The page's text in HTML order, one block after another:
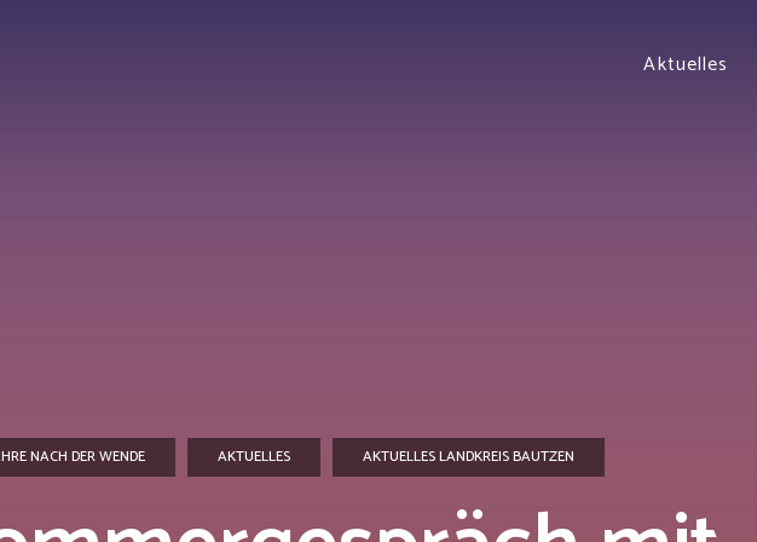
Aktuelles
NACH DER WENDE AKTUELLES AKTUELLES LANDKREIS BAUTZEN